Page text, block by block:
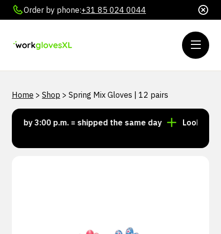
Order by phone:+31 85 024 0044
Home > Shop > Spring Mix Gloves | 12 pairs
by 3:00 p.m. = shipped the same day Looking for